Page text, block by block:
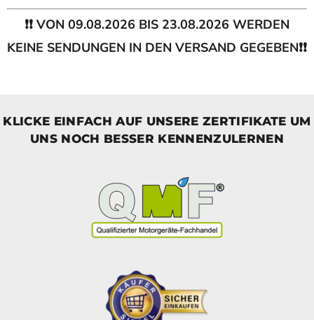
❗❗ VON 09.08.2026 BIS 23.08.2026 WERDEN
KEINE SENDUNGEN IN DEN VERSAND GEGEBEN❗❗
KLICKE EINFACH AUF UNSERE ZERTIFIKATE UM
UNS NOCH BESSER KENNENZULERNEN